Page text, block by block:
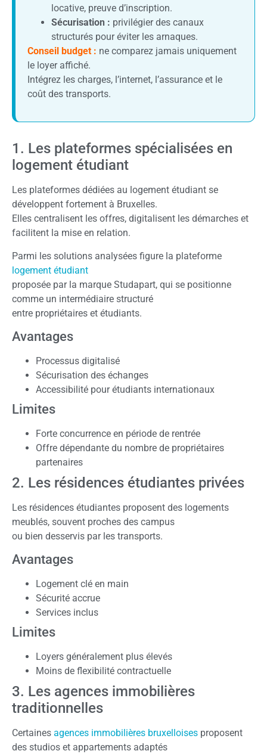
locative, preuve d’inscription.
Sécurisation : privilégier des canaux
structurés pour éviter les arnaques.
Conseil budget : ne comparez jamais uniquement
le loyer affiché.
Intégrez les charges, l’internet, l’assurance et le
coût des transports.
1. Les plateformes spécialisées en
logement étudiant
Les plateformes dédiées au logement étudiant se
développent fortement à Bruxelles.
Elles centralisent les offres, digitalisent les démarches et
facilitent la mise en relation.
Parmi les solutions analysées figure la plateforme
logement étudiant
proposée par la marque Studapart, qui se positionne
comme un intermédiaire structuré
entre propriétaires et étudiants.
Avantages
Processus digitalisé
Sécurisation des échanges
Accessibilité pour étudiants internationaux
Limites
Forte concurrence en période de rentrée
Offre dépendante du nombre de propriétaires
partenaires
2. Les résidences étudiantes privées
Les résidences étudiantes proposent des logements
meublés, souvent proches des campus
ou bien desservis par les transports.
Avantages
Logement clé en main
Sécurité accrue
Services inclus
Limites
Loyers généralement plus élevés
Moins de flexibilité contractuelle
3. Les agences immobilières
traditionnelles
Certaines agences immobilières bruxelloises proposent
des studios et appartements adaptés